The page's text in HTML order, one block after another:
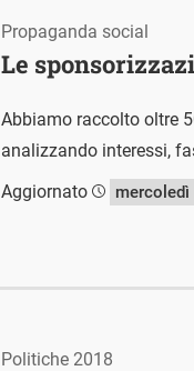
Le
Propaganda social
Abbiamo raccolto oltre
analizzando interessi,
Aggiornato
Politiche 2018